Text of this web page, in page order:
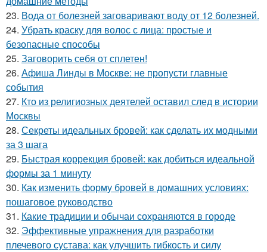
23. Вода от болезней заговаривают воду от 12 болезней.
24. Убрать краску для волос с лица: простые и
безопасные способы
25. Заговорить себя от сплетен!
26. Афиша Линды в Москве: не пропусти главные
события
27. Кто из религиозных деятелей оставил след в истории
Москвы
28. Секреты идеальных бровей: как сделать их модными
за 3 шага
29. Быстрая коррекция бровей: как добиться идеальной
формы за 1 минуту
30. Как изменить форму бровей в домашних условиях:
пошаговое руководство
31. Какие традиции и обычаи сохраняются в городе
32. Эффективные упражнения для разработки
плечевого сустава: как улучшить гибкость и силу